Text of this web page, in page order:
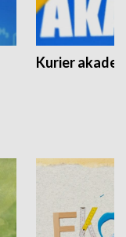
Kurier